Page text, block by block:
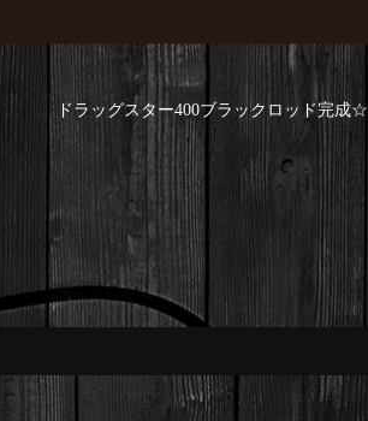
ドラッグスター400ブラックロッド完成☆